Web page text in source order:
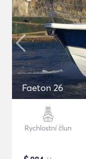
Faeton 26
Rychlostní člun